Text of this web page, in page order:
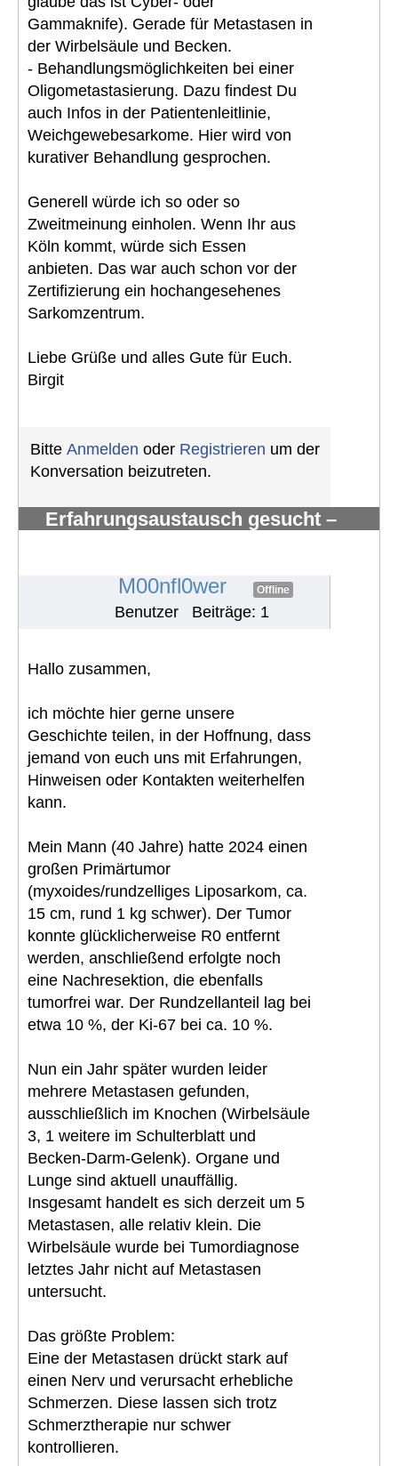
Gammaknife). Gerade für Metastasen in
der Wirbelsäule und Becken.
- Behandlungsmöglichkeiten bei einer
Oligometastasierung. Dazu findest Du
auch Infos in der Patientenleitlinie,
Weichgewebesarkome. Hier wird von
kurativer Behandlung gesprochen.
Generell würde ich so oder so
Zweitmeinung einholen. Wenn Ihr aus
Köln kommt, würde sich Essen
anbieten. Das war auch schon vor der
Zertifizierung ein hochangesehenes
Sarkomzentrum.
Liebe Grüße und alles Gute für Euch.
Birgit
Bitte Anmelden oder Registrieren um der
Konversation beizutreten.
Erfahrungsaustausch gesucht –
M00nfl0wer Offline
Benutzer Beiträge: 1
Hallo zusammen,
ich möchte hier gerne unsere
Geschichte teilen, in der Hoffnung, dass
jemand von euch uns mit Erfahrungen,
Hinweisen oder Kontakten weiterhelfen
kann.
Mein Mann (40 Jahre) hatte 2024 einen
großen Primärtumor
(myxoides/rundzelliges Liposarkom, ca.
15 cm, rund 1 kg schwer). Der Tumor
konnte glücklicherweise R0 entfernt
werden, anschließend erfolgte noch
eine Nachresektion, die ebenfalls
tumorfrei war. Der Rundzellanteil lag bei
etwa 10 %, der Ki-67 bei ca. 10 %.
Nun ein Jahr später wurden leider
mehrere Metastasen gefunden,
ausschließlich im Knochen (Wirbelsäule
3, 1 weitere im Schulterblatt und
Becken-Darm-Gelenk). Organe und
Lunge sind aktuell unauffällig.
Insgesamt handelt es sich derzeit um 5
Metastasen, alle relativ klein. Die
Wirbelsäule wurde bei Tumordiagnose
letztes Jahr nicht auf Metastasen
untersucht.
Das größte Problem:
Eine der Metastasen drückt stark auf
einen Nerv und verursacht erhebliche
Schmerzen. Diese lassen sich trotz
Schmerztherapie nur schwer
kontrollieren.